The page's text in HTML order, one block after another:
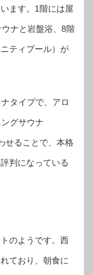
ます。1階には屋
ナと岩盤浴、8階
ティプール）が
タイプで、アロ
グサウナ
せることで、本格
判になっている
のようです。西
ており、朝食に